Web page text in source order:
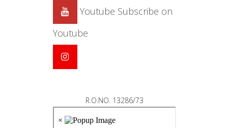
Youtube Subscribe on
Youtube
R.O.NO. 13286/73